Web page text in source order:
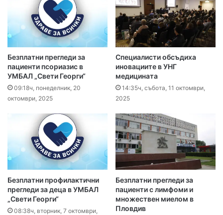
Безплатни прегледи за
пациенти псориазис в
УМБАЛ „Свети Георги“
09:18ч, понеделник, 20
октомври, 2025
Специалисти обсъдиха
иновациите в УНГ
медицината
14:35ч, събота, 11 октомври,
2025
Безплатни профилактични
прегледи за деца в УМБАЛ
„Свети Георги“
08:38ч, вторник, 7 октомври,
Безплатни прегледи за
пациенти с лимфоми и
множествен миелом в
Пловдив